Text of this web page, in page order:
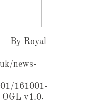
By Royal
news-
161001-
OGL v1.0,